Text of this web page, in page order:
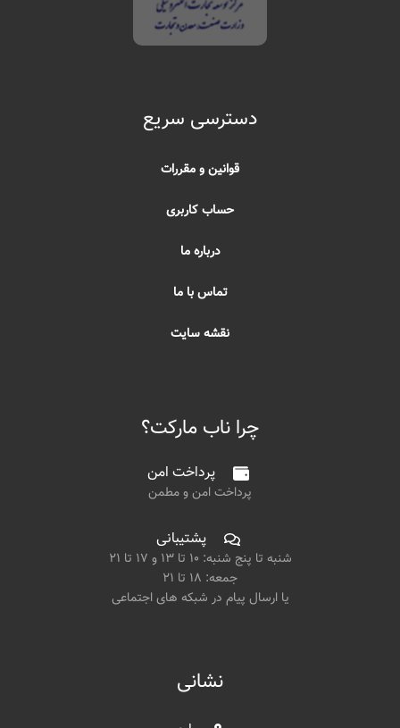
دسترسی سریع
قوانین و مقررات
حساب کاربری
درباره ما
تماس با ما
نقشه سایت
چرا ناب مارکت؟
پرداخت امن
پرداخت امن و مطمن
پشتیبانی
شنبه تا پنج شنبه: ۱۰ تا ۱۳ و ۱۷ تا ۲۱
جمعه: ۱۸ تا ۲۱
یا ارسال پیام در شبکه های اجتماعی
نشانی